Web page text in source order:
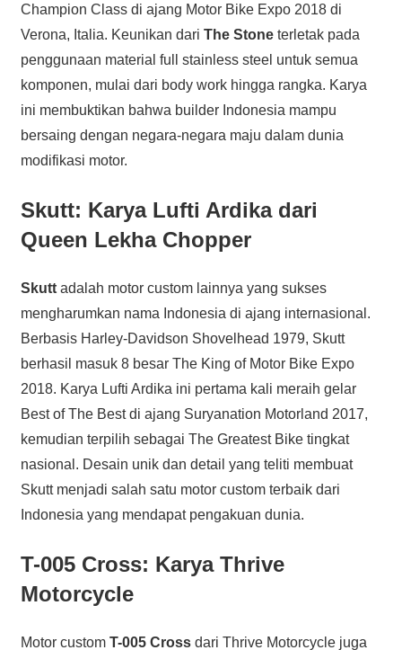
Champion Class di ajang Motor Bike Expo 2018 di
Verona, Italia. Keunikan dari The Stoneterletak pada
penggunaan material full stainless steel untuk semua
komponen, mulai dari body work hingga rangka. Karya
ini membuktikan bahwa builder Indonesia mampu
bersaing dengan negara-negara maju dalam dunia
modifikasi motor.
Skutt: Karya Lufti Ardika dari
Queen Lekha Chopper
Skuttadalah motor custom lainnya yang sukses
mengharumkan nama Indonesia di ajang internasional.
Berbasis Harley-Davidson Shovelhead 1979, Skutt
berhasil masuk 8 besar The King of Motor Bike Expo
2018. Karya Lufti Ardika ini pertama kali meraih gelar
Best of The Best di ajang Suryanation Motorland 2017,
kemudian terpilih sebagai The Greatest Bike tingkat
nasional. Desain unik dan detail yang teliti membuat
Skutt menjadi salah satu motor custom terbaik dari
Indonesia yang mendapat pengakuan dunia.
T-005 Cross: Karya Thrive
Motorcycle
Motor custom T-005 Crossdari Thrive Motorcycle juga